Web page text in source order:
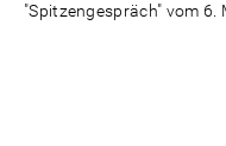
"Spitzengespräch" vom 6.